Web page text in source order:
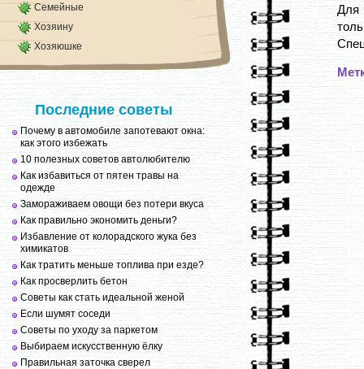
Семейные
Хозяину
Хозяюшке
Последние советы
Почему в автомобиле запотевают окна:
как этого избежать
10 полезных советов автолюбителю
Как избавиться от пятен травы на
одежде
Замораживаем овощи без потери вкуса
Как правильно экономить деньги?
Избавление от колорадского жука без
химикатов
Как тратить меньше топлива при езде?
Как просверлить бетон
Советы как стать идеальной женой
Если шумят соседи
Советы по уходу за паркетом
Выбираем искусственную ёлку
Правильная заточка сверел
Для